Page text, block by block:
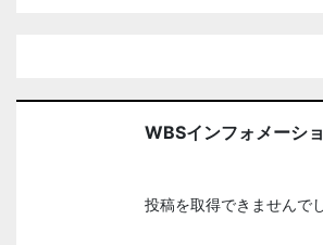
WBSインフォメーシ
投稿を取得できませんで